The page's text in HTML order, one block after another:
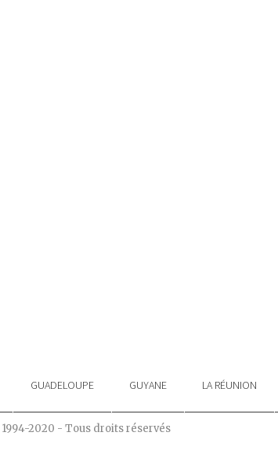
GUADELOUPE GUYANE LA RÉUNION
1994-2020 - Tous droits réservés